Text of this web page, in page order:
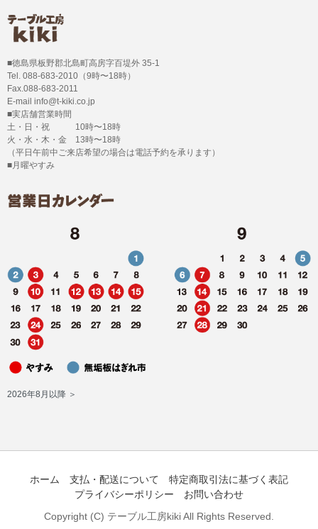
■徳島県板野郡北島町高房字百堤外 35-1
Tel. 088-683-2010（9時〜18時）
Fax.088-683-2011
E-mail info@t-kiki.co.jp
■実店舗営業時間
土・日・祝 10時〜18時
火・水・木・金 13時〜18時
（平日午前中ご来店希望の場合は電話予約を承ります）
■月曜やすみ
2026年8月以降 ＞
ホーム 支払・配送について
特定商取引法に基づく表記
プライバシーポリシー
お問い合わせ
Copyright (C) テーブル工房kiki All Rights Reserved.